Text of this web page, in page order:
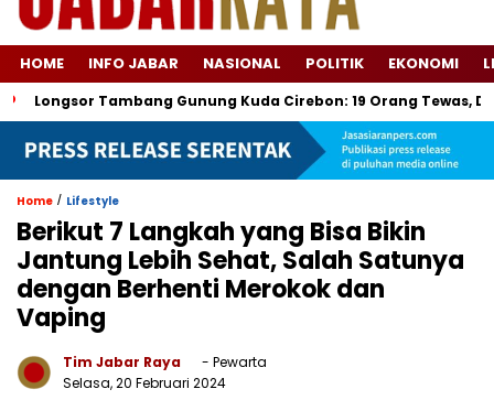
HOME INFO JABAR NASIONAL POLITIK EKONOMI
Tambang Gunung Kuda Cirebon: 19 Orang Tewas, Dua
Home / Lifestyle
Berikut 7 Langkah yang Bisa Bikin
Jantung Lebih Sehat, Salah Satunya
dengan Berhenti Merokok dan
Vaping
Tim Jabar Raya
- Pewarta
Selasa, 20 Februari 2024